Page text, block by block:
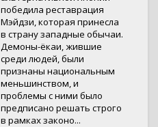
победила реставрация
Мэйдзи, которая принесла
в страну западные обычаи.
Демоны-ёкаи, жившие
среди людей, были
признаны национальным
меньшинством, и
проблемы с ними было
предписано решать строго
в рамках законо...